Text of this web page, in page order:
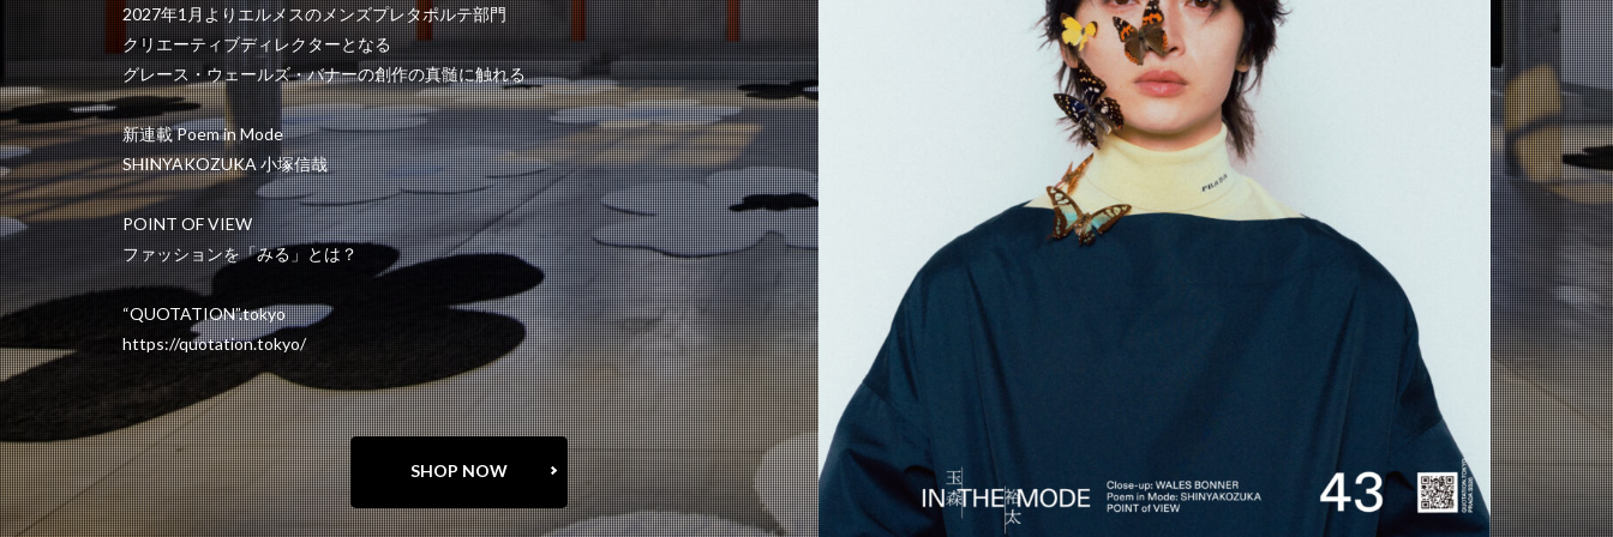
2027年1月よりエルメスのメンズプレタポルテ部門
クリエーティブディレクターとなる
グレース・ウェールズ・バナーの創作の真髄に触れる
新連載 Poem in Mode
SHINYAKOZUKA 小塚信哉
POINT OF VIEW
ファッションを「みる」とは？
“QUOTATION”.tokyo
https://quotation.tokyo/
SHOP NOW